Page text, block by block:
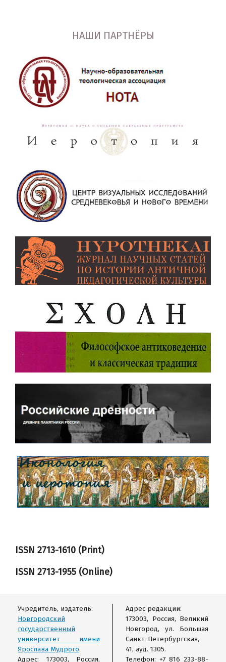
НАШИ ПАРТНЁРЫ
ISSN 2713-1610 (Print)
ISSN 2713-1955 (Online)
Учредитель, издатель:
Новгородский
государственный
университет имени
Ярослава Мудрого.
Адрес: 173003, Россия,
Адрес редакции:
173003, Россия, Великий
Новгород, ул. Большая
Санкт-Петербургская,
41, ауд. 1305.
Телефон: +7 816 233-88-